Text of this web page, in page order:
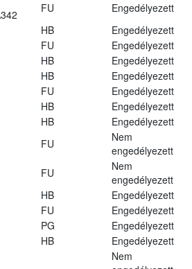
FU
Engedélyezett
HB
Engedélyezett
FU
Engedélyezett
HB
Engedélyezett
HB
Engedélyezett
FU
Engedélyezett
HB
Engedélyezett
HB
Engedélyezett
FU
Nem
engedélyezett
FU
Nem
engedélyezett
HB
Engedélyezett
FU
Engedélyezett
PG
Engedélyezett
HB Engedélyezett
Nem